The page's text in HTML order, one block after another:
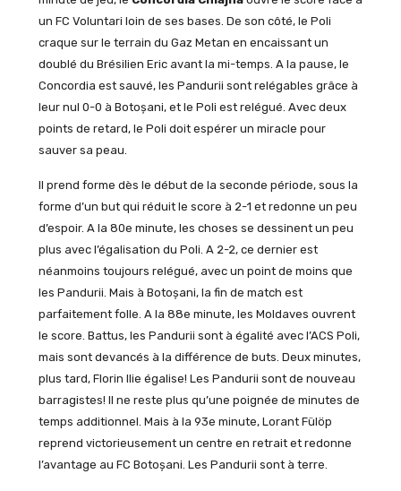
un FC Voluntari loin de ses bases. De son côté, le Poli
craque sur le terrain du Gaz Metan en encaissant un
doublé du Brésilien Eric avant la mi-temps. A la pause, le
Concordia est sauvé, les Pandurii sont relégables grâce à
leur nul 0-0 à Botoșani, et le Poli est relégué. Avec deux
points de retard, le Poli doit espérer un miracle pour
sauver sa peau.
Il prend forme dès le début de la seconde période, sous la
forme d’un but qui réduit le score à 2-1 et redonne un peu
d’espoir. A la 80e minute, les choses se dessinent un peu
plus avec l’égalisation du Poli. A 2-2, ce dernier est
néanmoins toujours relégué, avec un point de moins que
les Pandurii. Mais à Botoșani, la fin de match est
parfaitement folle. A la 88e minute, les Moldaves ouvrent
le score. Battus, les Pandurii sont à égalité avec l’ACS Poli,
mais sont devancés à la différence de buts. Deux minutes,
plus tard, Florin Ilie égalise! Les Pandurii sont de nouveau
barragistes! Il ne reste plus qu’une poignée de minutes de
temps additionnel. Mais à la 93e minute, Lorant Fülöp
reprend victorieusement un centre en retrait et redonne
l’avantage au FC Botoșani. Les Pandurii sont à terre.